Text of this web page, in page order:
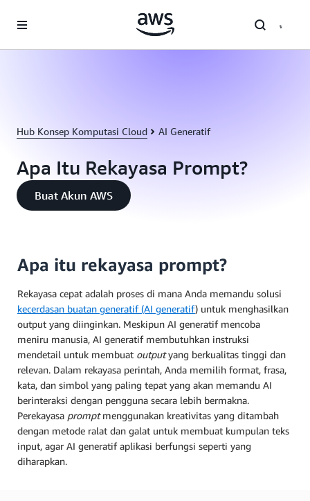
Hub Konsep Komputasi Cloud AI Generatif
Apa Itu Rekayasa Prompt?
Buat Akun AWS
Apa itu rekayasa prompt?
Rekayasa cepat adalah proses di mana Anda memandu solusi
kecerdasan buatan generatif (AI generatif) untuk menghasilkan
output yang diinginkan. Meskipun AI generatif mencoba
meniru manusia, AI generatif membutuhkan instruksi
mendetail untuk membuat outputyang berkualitas tinggi dan
relevan. Dalam rekayasa perintah, Anda memilih format, frasa,
kata, dan simbol yang paling tepat yang akan memandu AI
berinteraksi dengan pengguna secara lebih bermakna.
Perekayasa promptmenggunakan kreativitas yang ditambah
dengan metode ralat dan galat untuk membuat kumpulan teks
input, agar AI generatif aplikasi berfungsi seperti yang
diharapkan.